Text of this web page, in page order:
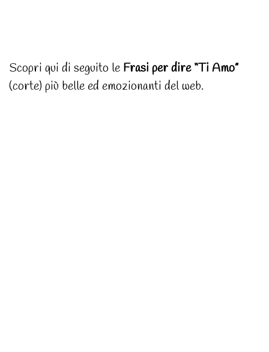
Scopri qui di seguito le Frasi per dire “Ti Amo”
(corte) più belle ed emozionanti del web.